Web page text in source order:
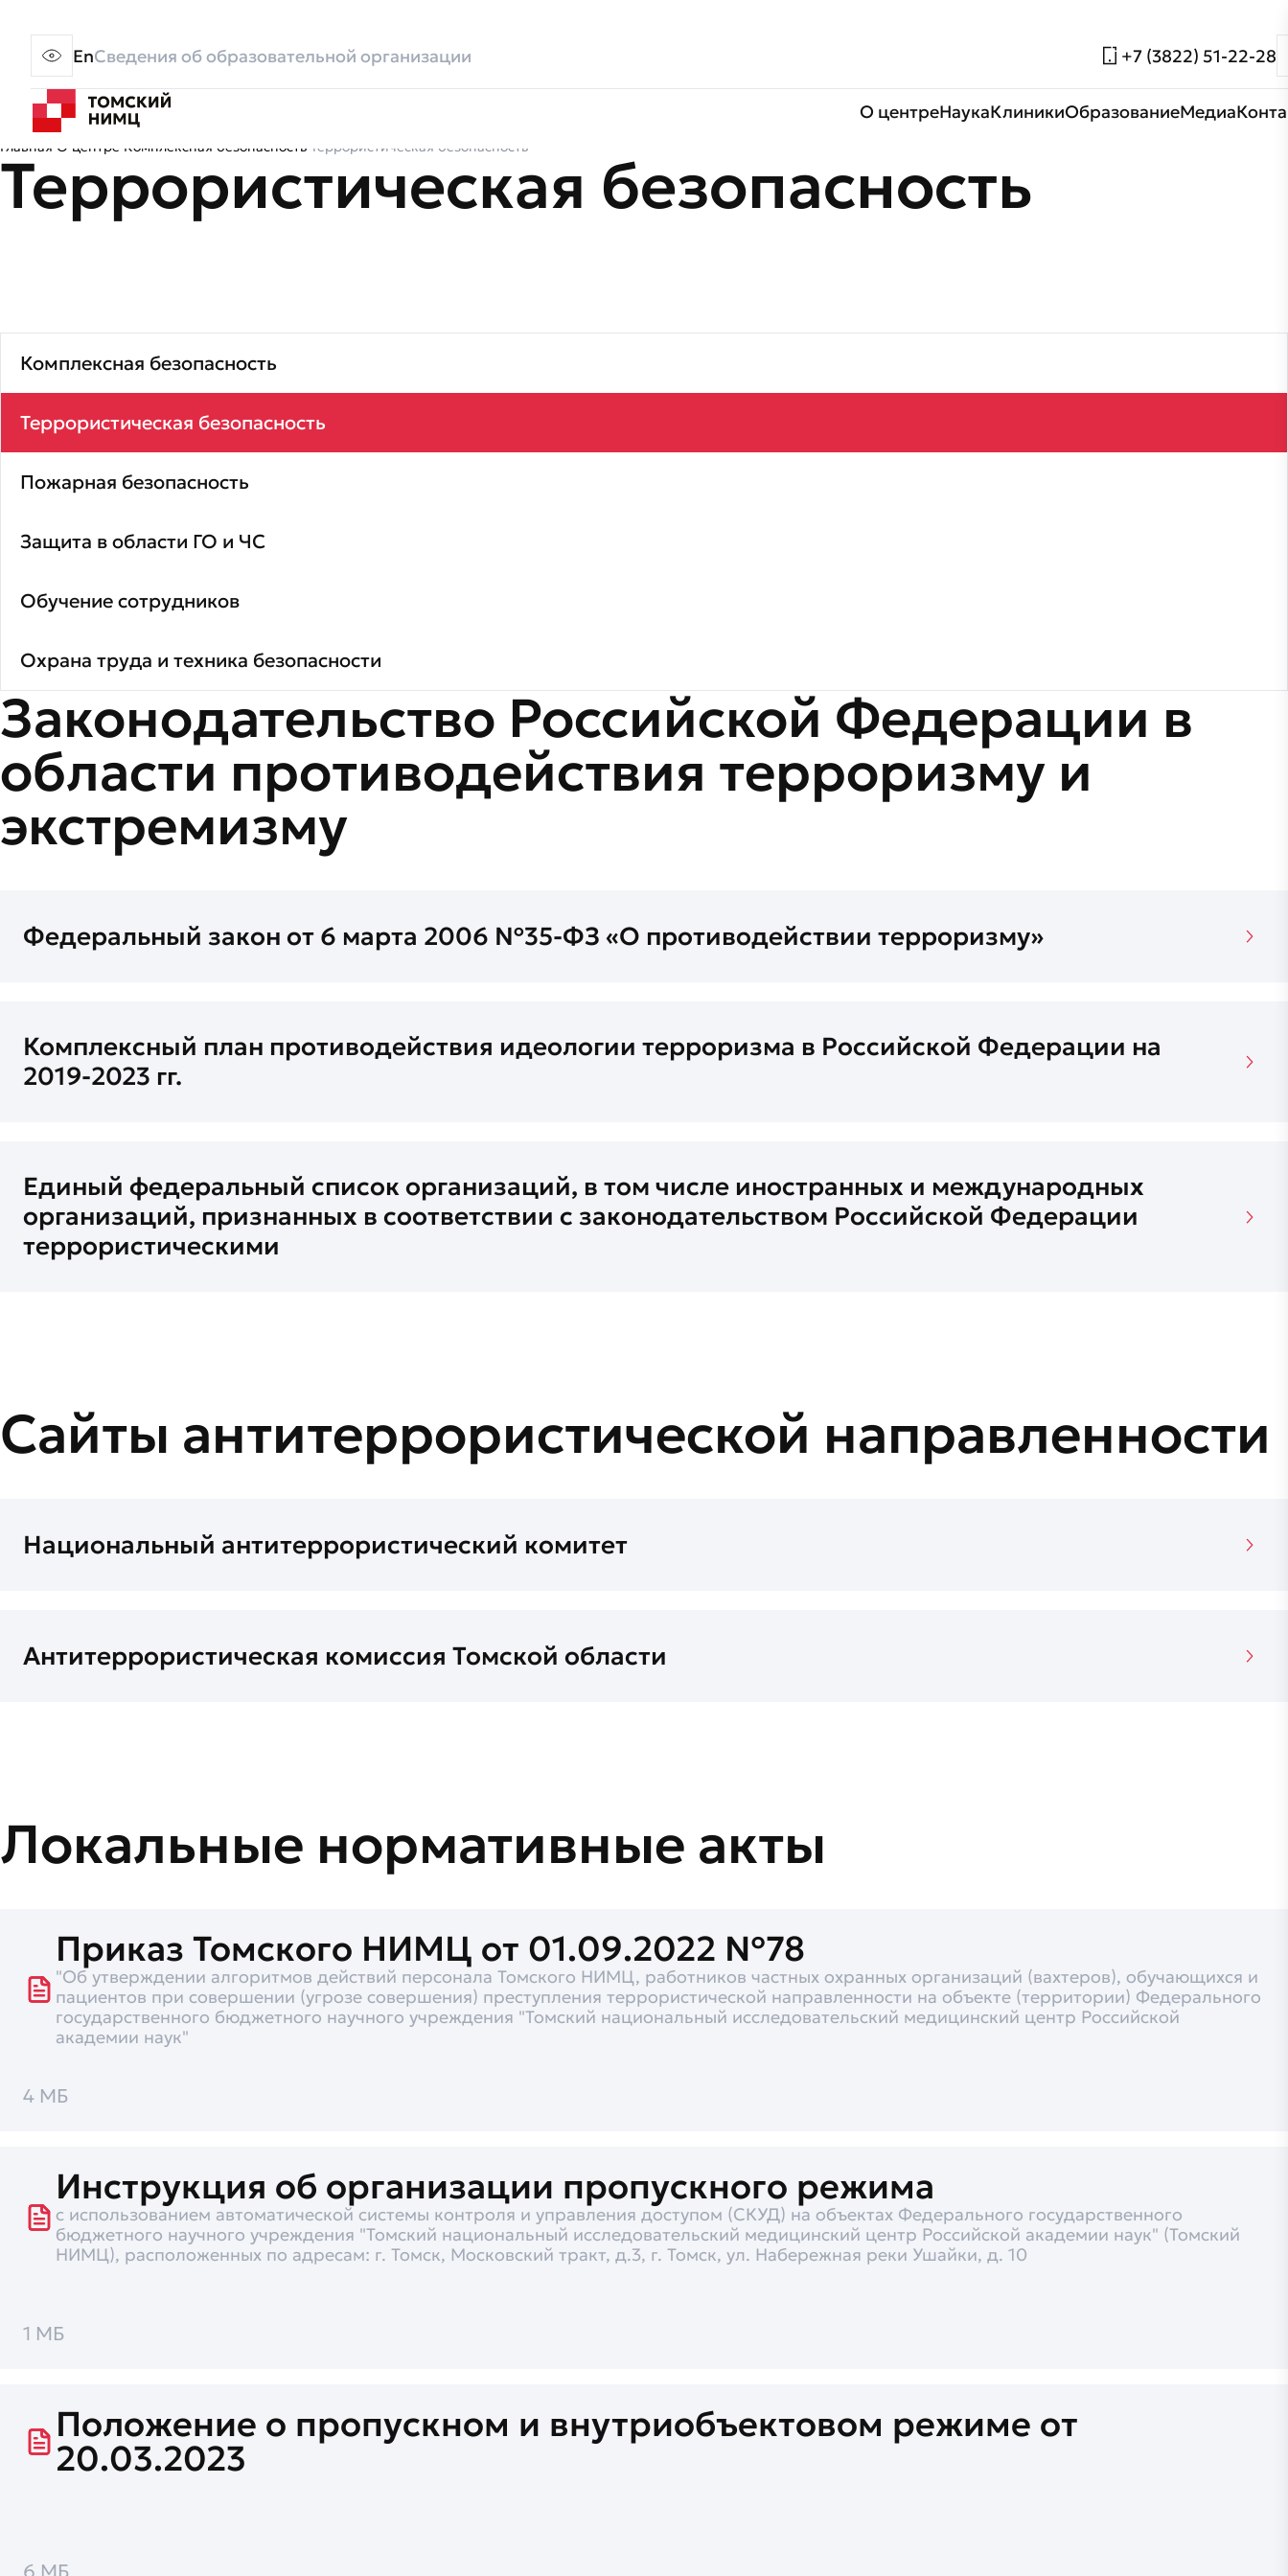
EnСведения об образовательной организации +7 (3822) 51-22-28
О центреНаукаКлиникиОбразованиеМедиа
Главная О центре Комплексная безопасность Террористическая безопасность
Террористическая безопасность
Комплексная безопасность
Террористическая безопасность
Пожарная безопасность
Защита в области ГО и ЧС
Обучение сотрудников
Охрана труда и техника безопасности
Законодательство Российской Федерации в
области противодействия терроризму и
экстремизму
Федеральный закон от 6 марта 2006 №35-ФЗ «О противодействии терроризму»
Комплексный план противодействия идеологии терроризма в Российской Федерации на
2019-2023 гг.
Единый федеральный список организаций, в том числе иностранных и международных
организаций, признанных в соответствии с законодательством Российской Федерации
террористическими
Сайты антитеррористической направленности
Национальный антитеррористический комитет
Антитеррористическая комиссия Томской области
Локальные нормативные акты
Приказ Томского НИМЦ от 01.09.2022 №78
"Об утверждении алгоритмов действий персонала Томского НИМЦ, работников частных охранных организаций (вахтеров), обучающихся и
пациентов при совершении (угрозе совершения) преступления террористической направленности на объекте (территории) Федерального
государственного бюджетного научного учреждения "Томский национальный исследовательский медицинский центр Российской
академии наук"
4 МБ
Инструкция об организации пропускного режима
с использованием автоматической системы контроля и управления доступом (СКУД) на объектах Федерального государственного
бюджетного научного учреждения "Томский национальный исследовательский медицинский центр Российской академии наук" (Томский
НИМЦ), расположенных по адресам: г. Томск, Московский тракт, д.3, г. Томск, ул. Набережная реки Ушайки, д. 10
1 МБ
Положение о пропускном и внутриобъектовом режиме от
20.03.2023